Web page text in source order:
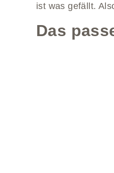
ist was gefällt.
Das